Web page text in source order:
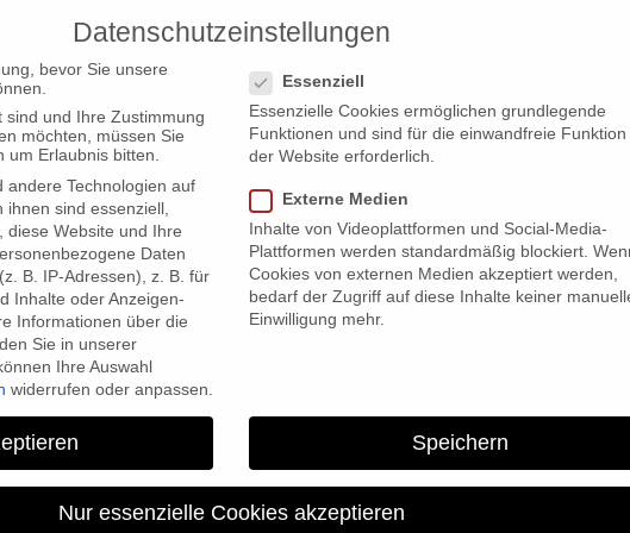
PRODUCTIONS
über Herbstgold
west.art Magazin berichtet
Datenschutzeinstellungen
bevor Sie unsere
und Ihre Zustimmung
möchten, müssen Sie
um Erlaubnis bitten.
andere Technologien auf
sind essenziell,
diese Website und Ihre
Daten
B. IP-Adressen), z. B. für
Inhalte oder Anzeigen-
Informationen über die
Sie in unserer
Ihre Auswahl
widerrufen oder anpassen.
Essenziell
Essenzielle Cookies ermöglichen grundlegende
Funktionen und sind für die einwandfreie Funktion
der Website erforderlich.
Externe Medien
Inhalte von Videoplattformen und Social-Media-
Plattformen werden standardmäßig blockiert.
Cookies von externen Medien akzeptiert werden,
bedarf der Zugriff auf diese Inhalte keiner
Einwilligung mehr.
Speichern
Nur essenzielle Cookies akzeptieren